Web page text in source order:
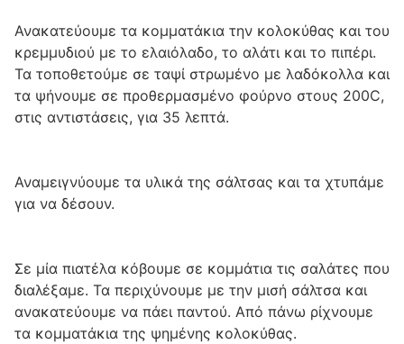
Ανακατεύουμε τα κομματάκια την κολοκύθας και του
κρεμμυδιού με το ελαιόλαδο, το αλάτι και το πιπέρι.
Τα τοποθετούμε σε ταψί στρωμένο με λαδόκολλα και
τα ψήνουμε σε προθερμασμένο φούρνο στους 200C,
στις αντιστάσεις, για 35 λεπτά.
Αναμειγνύουμε τα υλικά της σάλτσας και τα χτυπάμε
για να δέσουν.
Σε μία πιατέλα κόβουμε σε κομμάτια τις σαλάτες που
διαλέξαμε. Τα περιχύνουμε με την μισή σάλτσα και
ανακατεύουμε να πάει παντού. Από πάνω ρίχνουμε
τα κομματάκια της ψημένης κολοκύθας.